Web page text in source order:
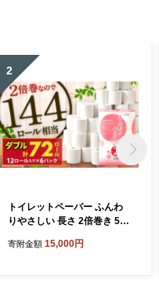
2
トイレットペーパー ふんわ
りやさしい 長さ 2倍巻き 50
災
寄附金額 15,000円